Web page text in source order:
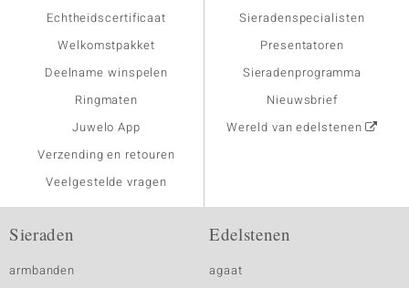
Echtheidscertificaat
Welkomstpakket
Deelname winspelen
Ringmaten
Juwelo App
Verzending en retouren
Veelgestelde vragen
Sieradenspecialisten
Presentatoren
Sieradenprogramma
Nieuwsbrief
Wereld van edelstenen
Sieraden
armbanden
Edelstenen
agaat